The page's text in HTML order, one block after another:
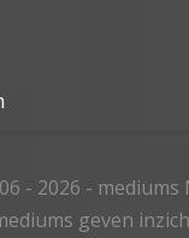
- 2026 - mediums
geven